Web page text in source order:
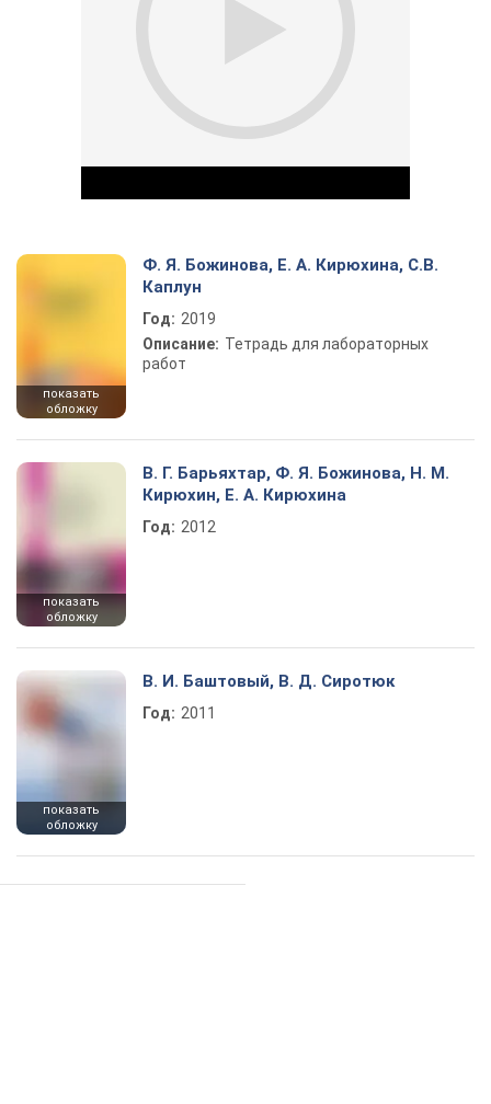
Play Video
показать
обложку
Ф. Я. Божинова, Е. А. Кирюхина, С.В.
Каплун
Год: 2019
Описание: Тетрадь для лабораторных
работ
показать
обложку
В. Г. Барьяхтар, Ф. Я. Божинова, Н. М.
Кирюхин, Е. А. Кирюхина
Год: 2012
показать
обложку
В. И. Баштовый, В. Д. Сиротюк
Год: 2011